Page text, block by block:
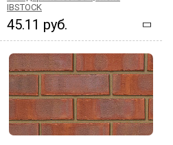
IBSTOCK
45.11 руб.